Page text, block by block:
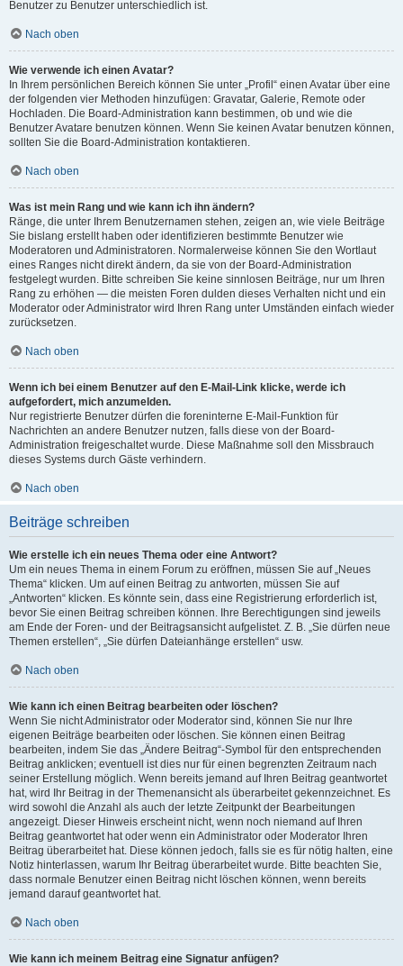
Benutzer zu Benutzer unterschiedlich ist.
Nach oben
Wie verwende ich einen Avatar?
In Ihrem persönlichen Bereich können Sie unter „Profil“ einen Avatar über eine
der folgenden vier Methoden hinzufügen: Gravatar, Galerie, Remote oder
Hochladen. Die Board-Administration kann bestimmen, ob und wie die
Benutzer Avatare benutzen können. Wenn Sie keinen Avatar benutzen können,
sollten Sie die Board-Administration kontaktieren.
Nach oben
Was ist mein Rang und wie kann ich ihn ändern?
Ränge, die unter Ihrem Benutzernamen stehen, zeigen an, wie viele Beiträge
Sie bislang erstellt haben oder identifizieren bestimmte Benutzer wie
Moderatoren und Administratoren. Normalerweise können Sie den Wortlaut
eines Ranges nicht direkt ändern, da sie von der Board-Administration
festgelegt wurden. Bitte schreiben Sie keine sinnlosen Beiträge, nur um Ihren
Rang zu erhöhen — die meisten Foren dulden dieses Verhalten nicht und ein
Moderator oder Administrator wird Ihren Rang unter Umständen einfach wieder
zurücksetzen.
Nach oben
Wenn ich bei einem Benutzer auf den E-Mail-Link klicke, werde ich
aufgefordert, mich anzumelden.
Nur registrierte Benutzer dürfen die foreninterne E-Mail-Funktion für
Nachrichten an andere Benutzer nutzen, falls diese von der Board-
Administration freigeschaltet wurde. Diese Maßnahme soll den Missbrauch
dieses Systems durch Gäste verhindern.
Nach oben
Beiträge schreiben
Wie erstelle ich ein neues Thema oder eine Antwort?
Um ein neues Thema in einem Forum zu eröffnen, müssen Sie auf „Neues
Thema“ klicken. Um auf einen Beitrag zu antworten, müssen Sie auf
„Antworten“ klicken. Es könnte sein, dass eine Registrierung erforderlich ist,
bevor Sie einen Beitrag schreiben können. Ihre Berechtigungen sind jeweils
am Ende der Foren- und der Beitragsansicht aufgelistet. Z. B. „Sie dürfen neue
Themen erstellen“, „Sie dürfen Dateianhänge erstellen“ usw.
Nach oben
Wie kann ich einen Beitrag bearbeiten oder löschen?
Wenn Sie nicht Administrator oder Moderator sind, können Sie nur Ihre
eigenen Beiträge bearbeiten oder löschen. Sie können einen Beitrag
bearbeiten, indem Sie das „Ändere Beitrag“-Symbol für den entsprechenden
Beitrag anklicken; eventuell ist dies nur für einen begrenzten Zeitraum nach
seiner Erstellung möglich. Wenn bereits jemand auf Ihren Beitrag geantwortet
hat, wird Ihr Beitrag in der Themenansicht als überarbeitet gekennzeichnet. Es
wird sowohl die Anzahl als auch der letzte Zeitpunkt der Bearbeitungen
angezeigt. Dieser Hinweis erscheint nicht, wenn noch niemand auf Ihren
Beitrag geantwortet hat oder wenn ein Administrator oder Moderator Ihren
Beitrag überarbeitet hat. Diese können jedoch, falls sie es für nötig halten, eine
Notiz hinterlassen, warum Ihr Beitrag überarbeitet wurde. Bitte beachten Sie,
dass normale Benutzer einen Beitrag nicht löschen können, wenn bereits
jemand darauf geantwortet hat.
Nach oben
Wie kann ich meinem Beitrag eine Signatur anfügen?